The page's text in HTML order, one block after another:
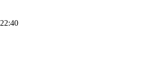
22:40